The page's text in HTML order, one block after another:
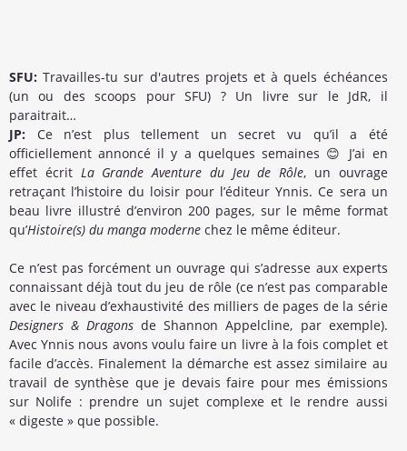
SFU: Travailles-tu sur d'autres projets et à quels échéances
(un ou des scoops pour SFU) ? Un livre sur le JdR, il
paraitrait…
JP: Ce n’est plus tellement un secret vu qu’il a été
officiellement annoncé il y a quelques semaines 😊 J’ai en
effet écrit La Grande Aventure du Jeu de Rôle, un ouvrage
retraçant l’histoire du loisir pour l’éditeur Ynnis. Ce sera un
beau livre illustré d’environ 200 pages, sur le même format
qu’Histoire(s) du manga moderne chez le même éditeur.
Ce n’est pas forcément un ouvrage qui s’adresse aux experts
connaissant déjà tout du jeu de rôle (ce n’est pas comparable
avec le niveau d’exhaustivité des milliers de pages de la série
Designers & Dragons de Shannon Appelcline, par exemple).
Avec Ynnis nous avons voulu faire un livre à la fois complet et
facile d’accès. Finalement la démarche est assez similaire au
travail de synthèse que je devais faire pour mes émissions
sur Nolife : prendre un sujet complexe et le rendre aussi
« digeste » que possible.